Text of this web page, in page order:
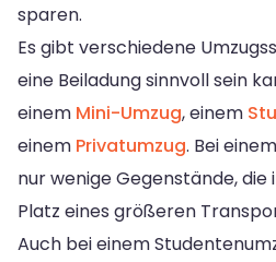
sparen.
Es gibt verschiedene
eine Beiladung sinnvoll sein
einem Mini-Umzug, einem
einem Privatumzug. Bei
nur wenige Gegenstände,
Platz eines größeren
Auch bei einem